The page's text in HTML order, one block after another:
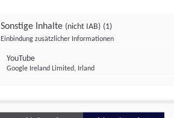
Sonstige Inhalte (nicht IAB) (1)
Einbindung zusätzlicher Informationen
YouTube
Google Ireland Limited, Irland